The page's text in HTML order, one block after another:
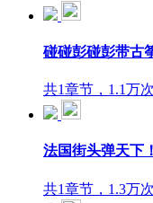
碰碰彭碰彭带古
共1章节，1.1万
法国街头弹天下
共1章节，1.3万